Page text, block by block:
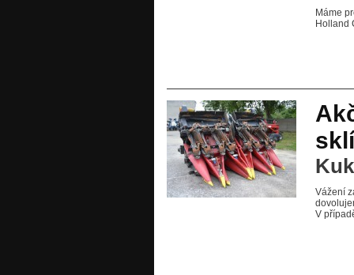
Máme
Holland
Vážení
V